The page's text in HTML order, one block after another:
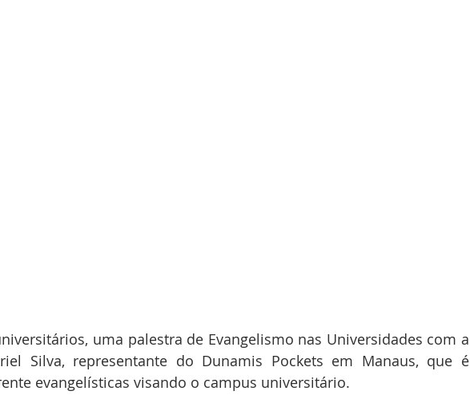
uma palestra de Evangelismo nas Universidades com a
Silva, representante do Dunamis Pockets em Manaus, que é
evangelísticas visando o campus universitário.